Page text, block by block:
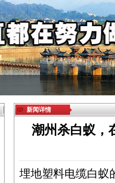
新闻详情
潮州杀白蚁，
埋地塑料电缆